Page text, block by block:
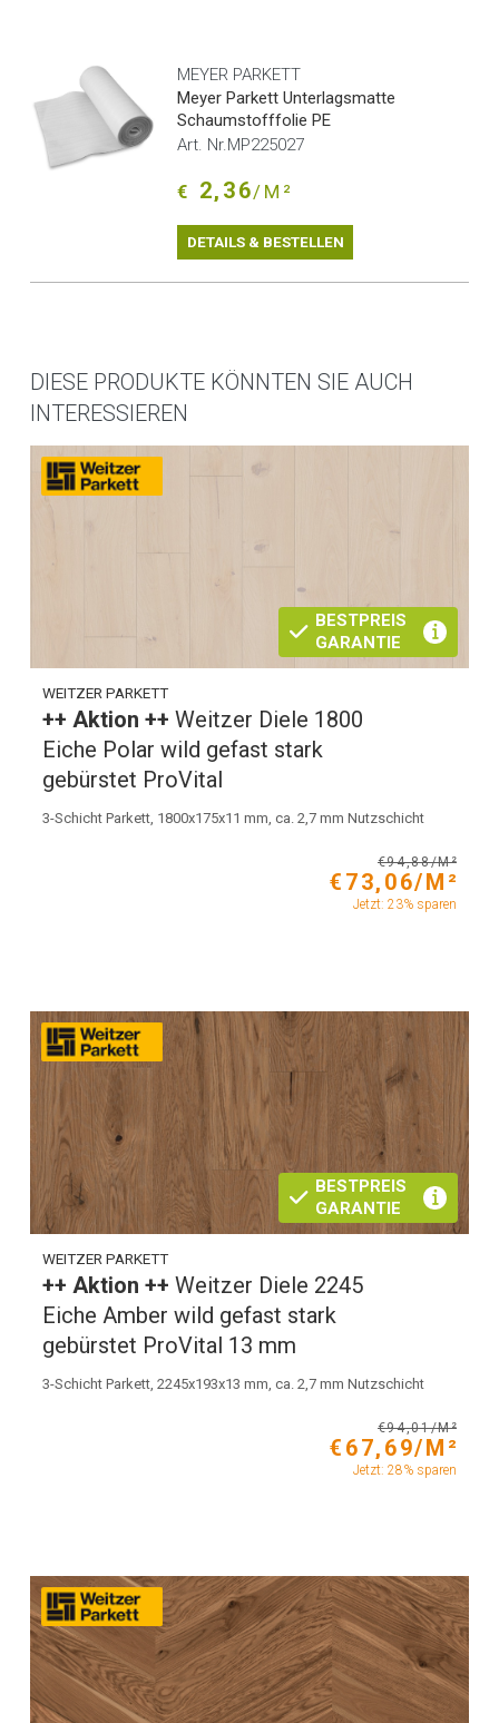
MEYER PARKETT
Meyer Parkett Unterlagsmatte
Schaumstofffolie PE
Art. Nr.MP225027
€ 2,36/M²
DETAILS & BESTELLEN
DIESE PRODUKTE KÖNNTEN SIE AUCH
INTERESSIEREN
BESTPREIS
GARANTIE
WEITZER PARKETT
++ Aktion ++Weitzer Diele 1800
Eiche Polar wild gefast stark
gebürstet ProVital
3-Schicht Parkett, 1800x175x11 mm, ca. 2,7 mm Nutzschicht
€94,88/M²
€73,06/M²
Jetzt: 23% sparen
BESTPREIS
GARANTIE
WEITZER PARKETT
++ Aktion ++Weitzer Diele 2245
Eiche Amber wild gefast stark
gebürstet ProVital 13 mm
3-Schicht Parkett, 2245x193x13 mm, ca. 2,7 mm Nutzschicht
€94,01/M²
€67,69/M²
Jetzt: 28% sparen